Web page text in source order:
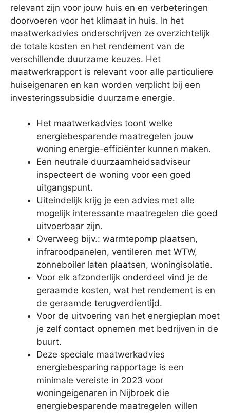
relevant zijn voor jouw huis en en verbeteringen
doorvoeren voor het klimaat in huis. In het
maatwerkadvies onderschrijven ze overzichtelijk
de totale kosten en het rendement van de
verschillende duurzame keuzes. Het
maatwerkrapport is relevant voor alle particuliere
huiseigenaren en kan worden verplicht bij een
investeringssubsidie duurzame energie.
Het maatwerkadvies toont welke
energiebesparende maatregelen jouw
woning energie-efficiënter kunnen maken.
Een neutrale duurzaamheidsadviseur
inspecteert de woning voor een goed
uitgangspunt.
Uiteindelijk krijg je een advies met alle
mogelijk interessante maatregelen die goed
uitvoerbaar zijn.
Overweeg bijv.: warmtepomp plaatsen,
infraroodpanelen, ventileren met WTW,
zonneboiler laten plaatsen, woningisolatie.
Voor elk afzonderlijk onderdeel vind je de
geraamde kosten, wat het rendement is en
de geraamde terugverdientijd.
Voor de uitvoering van het energieplan moet
je zelf contact opnemen met bedrijven in de
buurt.
Deze speciale maatwerkadvies
energiebesparing rapportage is een
minimale vereiste in 2023 voor
woningeigenaren in Nijbroek die
energiebesparende maatregelen willen